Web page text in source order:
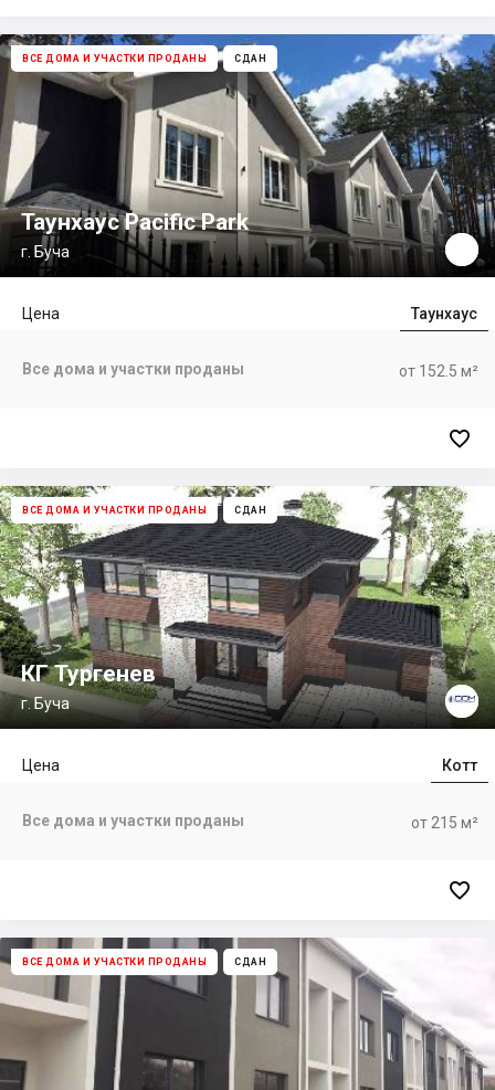
ВСЕ ДОМА И УЧАСТКИ ПРОДАНЫ СДАН
Таунхаус Pacific Park
г. Буча
Таунхаус
Цена
от 152.5 м²
Все дома и участки проданы

ВСЕ ДОМА И УЧАСТКИ ПРОДАНЫ СДАН
КГ Тургенев
г. Буча
Котт
Цена
от 215 м²
Все дома и участки проданы

ВСЕ ДОМА И УЧАСТКИ ПРОДАНЫ СДАН